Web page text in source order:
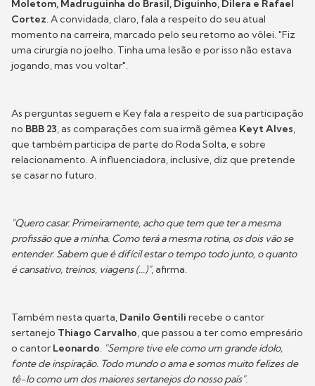
Moletom, Madruguinha do Brasil, Diguinho, Dilera e Rafael
Cortez. A convidada, claro, fala a respeito do seu atual
momento na carreira, marcado pelo seu retorno ao vôlei. "Fiz
uma cirurgia no joelho. Tinha uma lesão e por isso não estava
jogando, mas vou voltar".
As perguntas seguem e Key fala a respeito de sua participação
no BBB 23, as comparações com sua irmã gêmea Keyt Alves,
que também participa de parte do Roda Solta, e sobre
relacionamento. A influenciadora, inclusive, diz que pretende
se casar no futuro.
"Quero casar. Primeiramente, acho que tem que ter a mesma
profissão que a minha. Como terá a mesma rotina, os dois vão se
entender. Sabem que é difícil estar o tempo todo junto, o quanto
é cansativo, treinos, viagens (...)", afirma.
Também nesta quarta, Danilo Gentili recebe o cantor
sertanejo Thiago Carvalho, que passou a ter como empresário
o cantor Leonardo. "Sempre tive ele como um grande ídolo,
fonte de inspiração. Todo mundo o ama e somos muito felizes de
tê-lo como um dos maiores sertanejos do nosso país".